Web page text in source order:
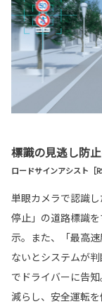
標識の見逃し防止
ロードサインアシスト［
単眼カメラで認識
停止」の道路標識
示。また、「最高
ないとシステムが
でドライバーに告
減らし、安全運転を